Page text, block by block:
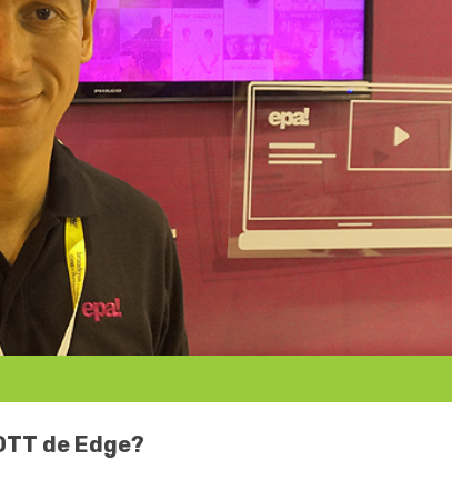
de Edge?